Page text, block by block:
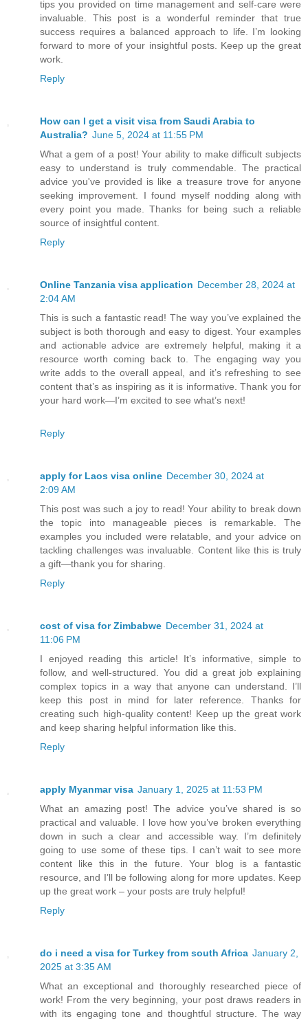
tips you provided on time management and self-care were
invaluable. This post is a wonderful reminder that true
success requires a balanced approach to life. I’m looking
forward to more of your insightful posts. Keep up the great
work.
Reply
How can I get a visit visa from Saudi Arabia to
Australia? June 5, 2024 at 11:55 PM
What a gem of a post! Your ability to make difficult subjects
easy to understand is truly commendable. The practical
advice you've provided is like a treasure trove for anyone
seeking improvement. I found myself nodding along with
every point you made. Thanks for being such a reliable
source of insightful content.
Reply
Online Tanzania visa application December 28, 2024 at
2:04 AM
This is such a fantastic read! The way you’ve explained the
subject is both thorough and easy to digest. Your examples
and actionable advice are extremely helpful, making it a
resource worth coming back to. The engaging way you
write adds to the overall appeal, and it’s refreshing to see
content that’s as inspiring as it is informative. Thank you for
your hard work—I’m excited to see what’s next!
Reply
apply for Laos visa online December 30, 2024 at
2:09 AM
This post was such a joy to read! Your ability to break down
the topic into manageable pieces is remarkable. The
examples you included were relatable, and your advice on
tackling challenges was invaluable. Content like this is truly
a gift—thank you for sharing.
Reply
cost of visa for Zimbabwe December 31, 2024 at
11:06 PM
I enjoyed reading this article! It’s informative, simple to
follow, and well-structured. You did a great job explaining
complex topics in a way that anyone can understand. I’ll
keep this post in mind for later reference. Thanks for
creating such high-quality content! Keep up the great work
and keep sharing helpful information like this.
Reply
apply Myanmar visa January 1, 2025 at 11:53 PM
What an amazing post! The advice you’ve shared is so
practical and valuable. I love how you’ve broken everything
down in such a clear and accessible way. I’m definitely
going to use some of these tips. I can’t wait to see more
content like this in the future. Your blog is a fantastic
resource, and I’ll be following along for more updates. Keep
up the great work – your posts are truly helpful!
Reply
do i need a visa for Turkey from south Africa January 2,
2025 at 3:35 AM
What an exceptional and thoroughly researched piece of
work! From the very beginning, your post draws readers in
with its engaging tone and thoughtful structure. The way